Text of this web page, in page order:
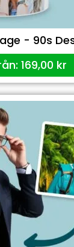
- 90s
169,00 kr